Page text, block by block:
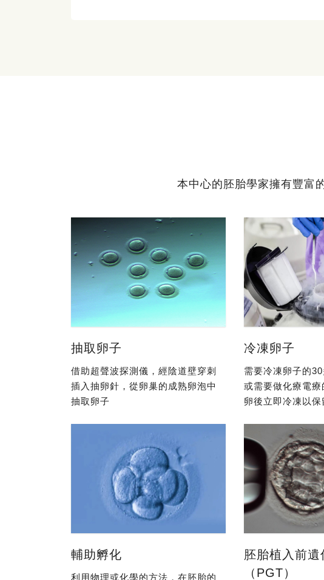
本中心的胚胎學家擁有豐富
抽取卵子
借助超聲波探測儀，經陰道壁穿刺
插入抽卵針，從卵巢的成熟卵泡中
抽取卵子
冷凍卵子
需要冷凍卵子的30
或需要做化療電療
卵後立即冷凍以保
輔助孵化
利用物理或化學的方法，在胚胎的
胚胎植入前遺
（PGT）